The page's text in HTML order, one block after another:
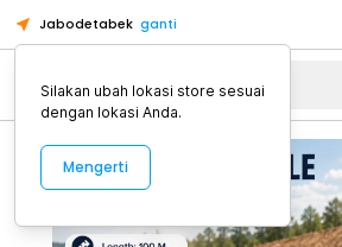
Jabodetabek ganti
Alat Kopi
Silakan ubah lokasi store sesuai
dengan lokasi Anda.
Mengerti